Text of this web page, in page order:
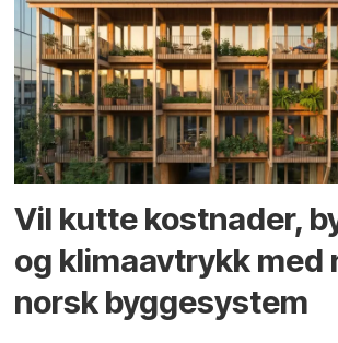
Vil kutte kostnader,
og klima­avtrykk med
norsk bygge­system